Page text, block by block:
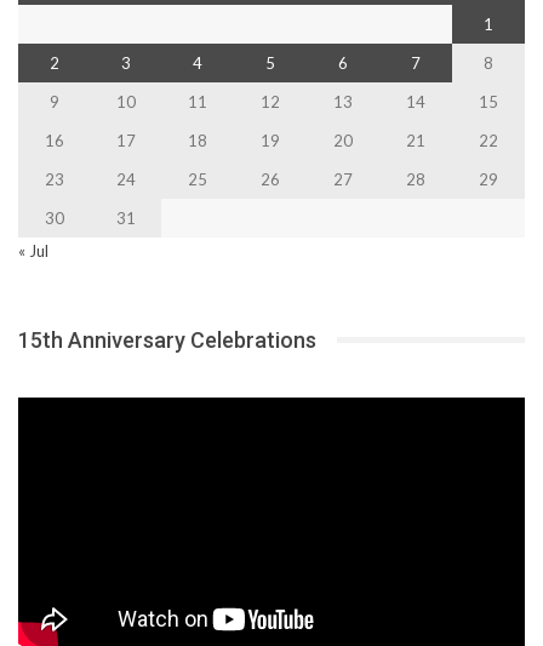
1
2
3 4 5 6 7
8
9
10 11 12 13 14
15
16
17 18 19 20 21
22
23
24 25 26 27 28
29
30
31
« Jul
15th Anniversary Celebrations